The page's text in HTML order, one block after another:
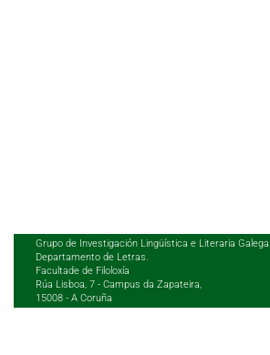
Grupo de Investigación Lingüística e Literaria Galega
Departamento de Letras.
Facultade de Filoloxía
Rúa Lisboa, 7 - Campus da Zapateira,
15008 - A Coruña